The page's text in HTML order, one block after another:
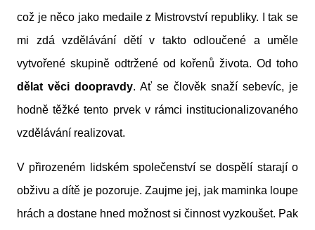
což je něco jako medaile z Mistrovství republiky. I tak se
mi zdá vzdělávání dětí v takto odloučené a uměle
vytvořené skupině odtržené od kořenů života. Od toho
dělat věci doopravdy. Ať se člověk snaží sebevíc, je
hodně těžké tento prvek v rámci institucionalizovaného
vzdělávání realizovat.
V přirozeném lidském společenství se dospělí starají o
obživu a dítě je pozoruje. Zaujme jej, jak maminka loupe
hrách a dostane hned možnost si činnost vyzkoušet. Pak